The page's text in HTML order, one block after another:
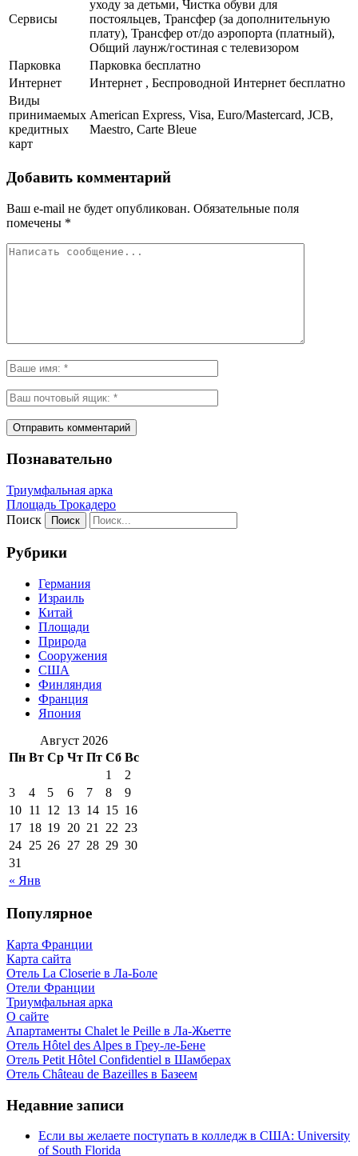
Сервисы
уходу за детьми, Чистка обуви для
постояльцев, Трансфер (за дополнительную
плату), Трансфер от/до аэропорта (платный),
Общий лаунж/гостиная с телевизором
Парковка
Парковка бесплатно
Интернет
Интернет , Беспроводной Интернет бесплатно
Виды
принимаемых
кредитных
карт
American Express, Visa, Euro/Mastercard, JCB,
Maestro, Carte Bleue
Добавить комментарий
Ваш e-mail не будет опубликован. Обязательные поля
помечены *
Познавательно
Триумфальная арка
Площадь Трокадеро
Поиск
Рубрики
Германия
Израиль
Китай
Площади
Природа
Сооружения
США
Финляндия
Франция
Япония
Август 2026
Пн Вт Ср Чт Пт Сб Вс
« Янв
1
2
3
4 5 6 7 8
9
10 11 12 13 14 15 16
17 18 19 20 21 22 23
24 25 26 27 28 29 30
31
Популярное
Карта Франции
Карта сайта
Отель La Closerie в Ла-Боле
Отели Франции
Триумфальная арка
О сайте
Апартаменты Chalet le Peille в Ла-Жьетте
Отель Hôtel des Alpes в Греу-ле-Бене
Отель Petit Hôtel Confidentiel в Шамберах
Отель Château de Bazeilles в Базеем
Недавние записи
Если вы желаете поступать в колледж в США: University
of South Florida